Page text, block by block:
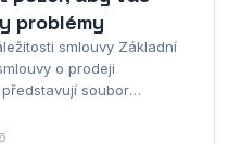
problémy
smlouvy Základní
o prodeji
soubor
aby byl právně